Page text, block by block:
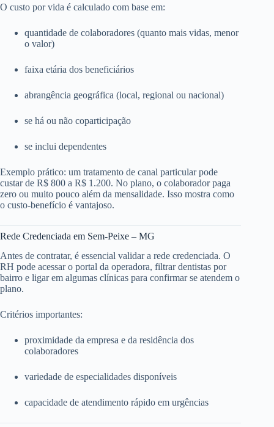
O custo por vida é calculado com base em:
quantidade de colaboradores (quanto mais vidas, menor
o valor)
faixa etária dos beneficiários
abrangência geográfica (local, regional ou nacional)
se há ou não coparticipação
se inclui dependentes
Exemplo prático: um tratamento de canal particular pode
custar de R$ 800 a R$ 1.200. No plano, o colaborador paga
zero ou muito pouco além da mensalidade. Isso mostra como
o custo-benefício é vantajoso.
Rede Credenciada em Sem-Peixe – MG
Antes de contratar, é essencial validar a rede credenciada. O
RH pode acessar o portal da operadora, filtrar dentistas por
bairro e ligar em algumas clínicas para confirmar se atendem o
plano.
Critérios importantes:
proximidade da empresa e da residência dos
colaboradores
variedade de especialidades disponíveis
capacidade de atendimento rápido em urgências